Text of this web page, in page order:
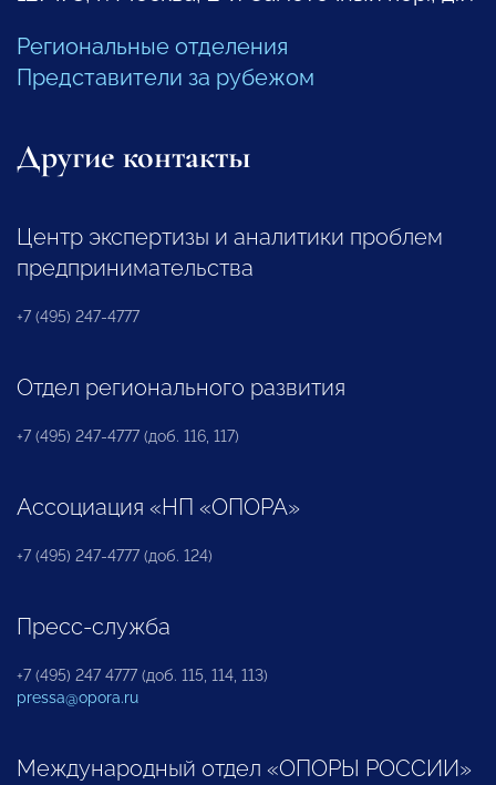
Региональные отделения
Представители за рубежом
Другие контакты
Центр экспертизы и аналитики проблем
предпринимательства
+7 (495) 247-4777
Отдел регионального развития
+7 (495) 247-4777 (доб. 116, 117)
Ассоциация «НП «ОПОРА»
+7 (495) 247-4777 (доб. 124)
Пресс-служба
+7 (495) 247 4777 (доб. 115, 114, 113)
pressa@opora.ru
Международный отдел «ОПОРЫ РОССИИ»